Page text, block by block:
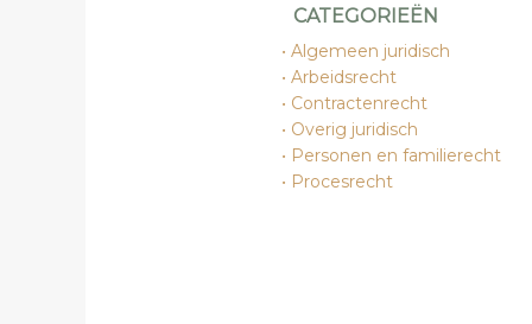
CATEGORIEËN
Algemeen juridisch
Arbeidsrecht
Contractenrecht
Overig juridisch
Personen en familierecht
Procesrecht